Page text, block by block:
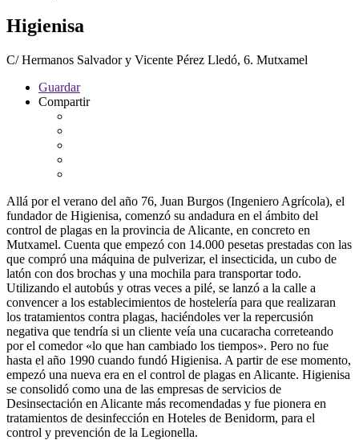
Higienisa
C/ Hermanos Salvador y Vicente Pérez Lledó, 6. Mutxamel
Guardar
Compartir
Allá por el verano del año 76, Juan Burgos (Ingeniero Agrícola), el
fundador de Higienisa, comenzó su andadura en el ámbito del
control de plagas en la provincia de Alicante, en concreto en
Mutxamel. Cuenta que empezó con 14.000 pesetas prestadas con las
que compró una máquina de pulverizar, el insecticida, un cubo de
latón con dos brochas y una mochila para transportar todo.
Utilizando el autobús y otras veces a pilé, se lanzó a la calle a
convencer a los establecimientos de hostelería para que realizaran
los tratamientos contra plagas, haciéndoles ver la repercusión
negativa que tendría si un cliente veía una cucaracha correteando
por el comedor «lo que han cambiado los tiempos». Pero no fue
hasta el año 1990 cuando fundó Higienisa. A partir de ese momento,
empezó una nueva era en el control de plagas en Alicante. Higienisa
se consolidó como una de las empresas de servicios de
Desinsectación en Alicante más recomendadas y fue pionera en
tratamientos de desinfección en Hoteles de Benidorm, para el
control y prevención de la Legionella.